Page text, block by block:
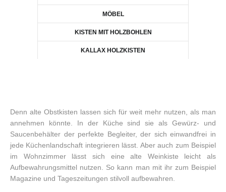
MÖBEL
KISTEN MIT HOLZBOHLEN
KALLAX HOLZKISTEN
Denn alte Obstkisten lassen sich für weit mehr nutzen, als man
annehmen könnte. In der Küche sind sie als Gewürz- und
Saucenbehälter der perfekte Begleiter, der sich einwandfrei in
jede Küchenlandschaft integrieren lässt. Aber auch zum Beispiel
im Wohnzimmer lässt sich eine alte Weinkiste leicht als
Aufbewahrungsmittel nutzen. So kann man mit ihr zum Beispiel
Magazine und Tageszeitungen stilvoll aufbewahren.